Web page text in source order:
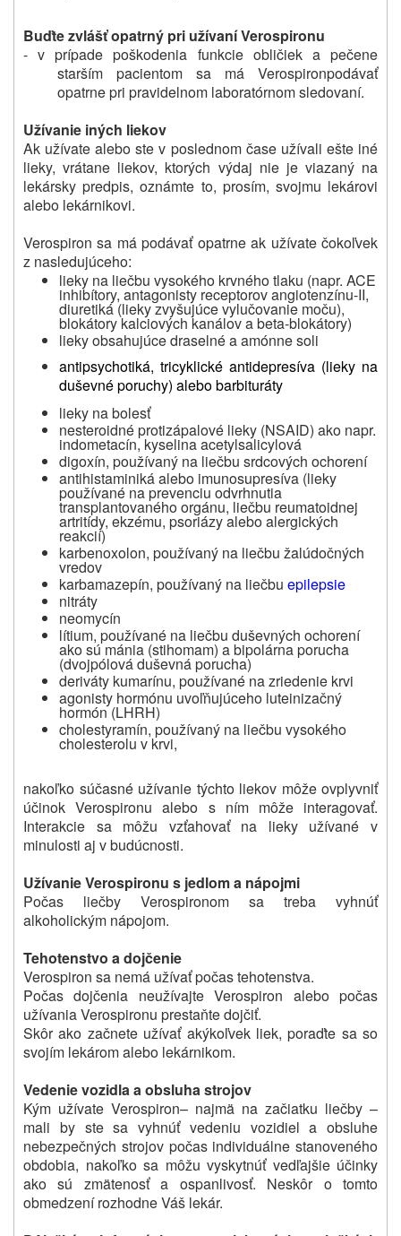
Buďte zvlášť opatrný pri užívaní Verospironu
- v prípade poškodenia funkcie obličiek a pečene
starším pacientom sa má Verospironpodávať
opatrne pri pravidelnom laboratórnom sledovaní.
Užívanie iných liekov
Ak užívate alebo ste v poslednom čase užívali ešte iné
lieky, vrátane liekov, ktorých výdaj nie je viazaný na
lekársky predpis, oznámte to, prosím, svojmu lekárovi
alebo lekárnikovi.
Verospiron sa má podávať opatrne ak užívate čokoľvek
z nasledujúceho:
lieky na liečbu vysokého krvného tlaku (napr. ACE
inhibítory, antagonisty receptorov angiotenzínu-II,
diuretiká (lieky zvyšujúce vylučovanie moču),
blokátory kalciových kanálov a beta-blokátory)
lieky obsahujúce draselné a amónne soli
antipsychotiká, tricyklické antidepresíva (lieky na
duševné poruchy) alebo barbituráty
lieky na bolesť
nesteroidné protizápalové lieky (NSAID) ako napr.
indometacín, kyselina acetylsalicylová
digoxín, používaný na liečbu srdcových ochorení
antihistaminiká alebo imunosupresíva (lieky
používané na prevenciu odvrhnutia
transplantovaného orgánu, liečbu reumatoidnej
artritídy, ekzému, psoriázy alebo alergických
reakcií)
karbenoxolon, používaný na liečbu žalúdočných
vredov
karbamazepín, používaný na liečbu epilepsie
nitráty
neomycín
lítium, používané na liečbu duševných ochorení
ako sú mánia (stihomam) a bipolárna porucha
(dvojpólová duševná porucha)
deriváty kumarínu, používané na zriedenie krvi
agonisty hormónu uvoľňujúceho luteinizačný
hormón (LHRH)
cholestyramín, používaný na liečbu vysokého
cholesterolu v krvi,
nakoľko súčasné užívanie týchto liekov môže ovplyvniť
účinok Verospironu alebo s ním môže interagovať.
Interakcie sa môžu vzťahovať na lieky užívané v
minulosti aj v budúcnosti.
Užívanie Verospironu s jedlom a nápojmi
Počas liečby Verospironom sa treba vyhnúť
alkoholickým nápojom.
Tehotenstvo a dojčenie
Verospiron sa nemá užívať počas tehotenstva.
Počas dojčenia neužívajte Verospiron alebo počas
užívania Verospironu prestaňte dojčiť.
Skôr ako začnete užívať akýkoľvek liek, poraďte sa so
svojím lekárom alebo lekárnikom.
Vedenie vozidla a obsluha strojov
Kým užívate Verospiron– najmä na začiatku liečby –
mali by ste sa vyhnúť vedeniu vozidiel a obsluhe
nebezpečných strojov počas individuálne stanoveného
obdobia, nakoľko sa môžu vyskytnúť vedľajšie účinky
ako sú zmätenosť a ospanlivosť. Neskôr o tomto
obmedzení rozhodne Váš lekár.